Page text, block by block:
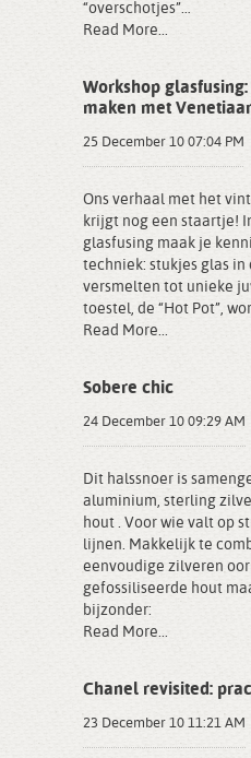
“overschotjes”…
Read More...
Workshop
maken met
25 December 10 07:04 PM
Ons verhaal met het
krijgt nog een staartje!
glasfusing maak je
techniek: stukjes glas
versmelten tot unieke
toestel, de “Hot Pot”,
Read More...
Sobere chic
24 December 10 09:29 AM
Dit halssnoer is
aluminium, sterling
hout . Voor wie valt op
lijnen. Makkelijk te
eenvoudige zilveren
gefossiliseerde hout
bijzonder:
Read More...
Chanel revisited:
23 December 10 11:21 AM